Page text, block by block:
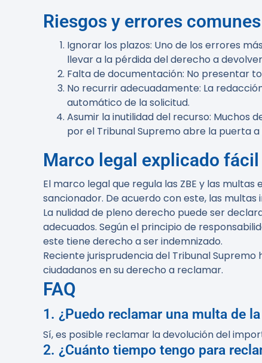
Riesgos y errores comunes
Ignorar los plazos: Uno de los errores
llevar a la pérdida del derecho a
Falta de documentación: No presentar
No recurrir adecuadamente: La
automático de la solicitud.
Asumir la inutilidad del recurso: Muchos
por el Tribunal Supremo abre la puerta
Marco legal explicado fácil
El marco legal que regula las ZBE y las
sancionador. De acuerdo con este, las multas
La nulidad de pleno derecho puede ser
adecuados. Según el principio de
este tiene derecho a ser indemnizado.
Reciente jurisprudencia del Tribunal
ciudadanos en su derecho a reclamar.
FAQ
1. ¿Puedo reclamar una multa de
Sí, es posible reclamar la devolución del
2. ¿Cuánto tiempo tengo para